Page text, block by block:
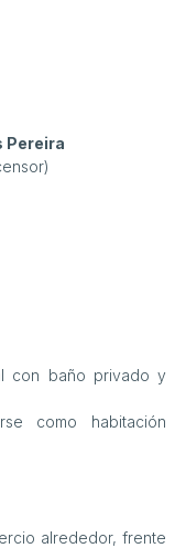
Pereira
con baño privado y
como habitación
alrededor, frente